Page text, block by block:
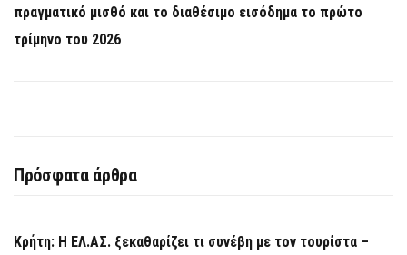
πραγματικό μισθό και το διαθέσιμο εισόδημα το πρώτο
τρίμηνο του 2026
Πρόσφατα άρθρα
Κρήτη: Η ΕΛ.ΑΣ. ξεκαθαρίζει τι συνέβη με τον τουρίστα –